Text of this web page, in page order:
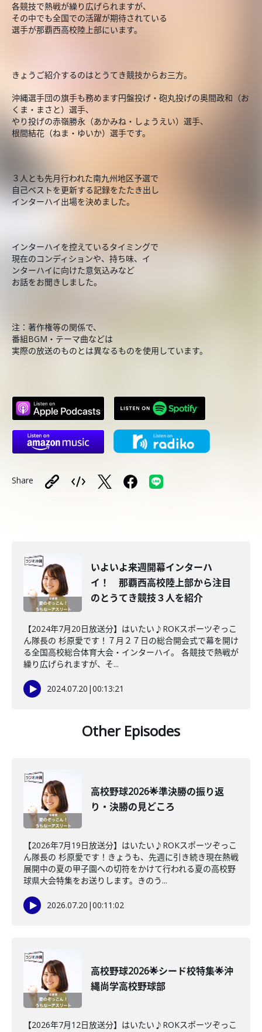
各競技で熱戦が繰り広げられますが、
その中でも全国での活躍が期待されている
選手が那覇西高校陸上部にいます。
きょうご紹介するのはとうてき競技からお三方。
沖縄選手団の旗手も務めます円盤投げ・砲丸投げの奥間政和（お
くま・まさと）選手、
やり投げの赤嶺勝永（あかみね・しょうえい）選手、
根間結花（ねま・ゆいか）選手です。
３人とも先月行われた南九州地区予選で
自己ベストを更新する記録をたたき出し
インターハイ出場を決めました。
インターハイを控えているタイミングで
現在のコンディションや、持ち味、イ
ンターハイに向けた意気込みなど
お話をお聞きしました。
注：著作権等の関係で、
番組BGM・テーマ曲などは
実際の放送のものとは異なるものを使用しています。
Share
いよいよ来週開幕インターハ
イ！ 那覇西高校陸上部から注目
のとうてき競技３人を紹介
【2024年7月20日放送分】はいたい♪ROKスポーツぞっこ
ん隊長の 杉原愛です！７月２７日の総合開会式で幕を開け
る全国高校総合体育大会・インターハイ。 各競技で熱戦が
繰り広げられますが、そ...
2024.07.20 |00:13:21
Other Episodes
高校野球2026🌟準決勝の振り返
り・決勝の見どころ
【2026年7月19日放送分】はいたい♪ROKスポーツぞっこ
ん隊長の 杉原愛です！きょうも、先週に引き続き現在熱戦
展開中の夏の甲子園への切符をかけて行われる夏の高校野
球県大会特集をお送りします。きのう...
2026.07.20 |00:11:02
高校野球2026🌟シード校特集🌟沖
縄尚学高校野球部
【2026年7月12日放送分】はいたい♪ROKスポーツぞっこ